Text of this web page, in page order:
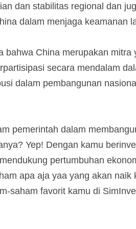
dan stabilitas regional dan
dalam menjaga keamanan
bahwa China merupakan mitra
secara mendalam
dalam pembangunan
pemerintah dalam
Yep! Dengan kamu
pertumbuhan
apa aja yaa yang akan
saham favorit kamu di